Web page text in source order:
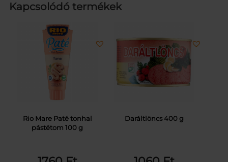
Kapcsolódó termékek
Rio Mare Paté tonhal
pástétom 100 g
Daráltlöncs 400 g